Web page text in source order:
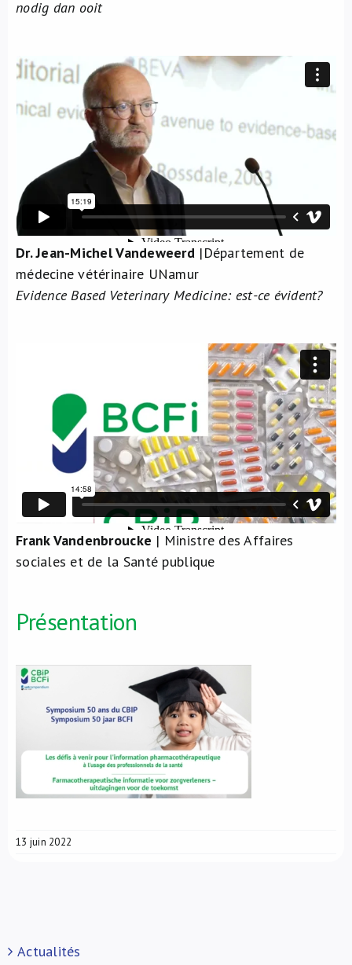
nodig dan ooit
Dr. Jean-Michel Vandeweerd |Département de
médecine vétérinaire UNamur
Evidence Based Veterinary Medicine: est-ce évident?
Frank Vandenbroucke | Ministre des Affaires
sociales et de la Santé publique
Présentation
13 juin 2022
Actualités